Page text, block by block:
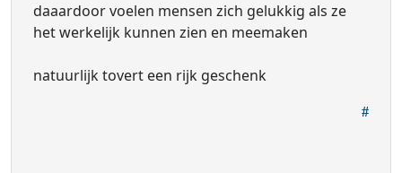
daaardoor voelen mensen zich gelukkig als ze
het werkelijk kunnen zien en meemaken
natuurlijk tovert een rijk geschenk